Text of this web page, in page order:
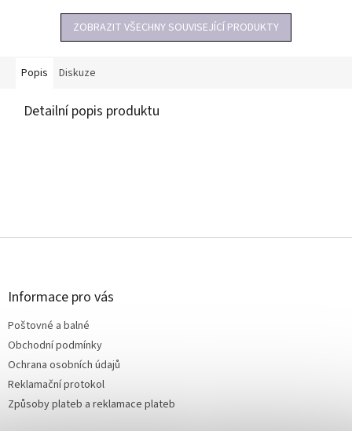
ZOBRAZIT VŠECHNY SOUVISEJÍCÍ PRODUKTY
Popis Diskuze
Detailní popis produktu
Z
Informace pro vás
Poštovné a balné
Obchodní podmínky
Ochrana osobních údajů
Reklamační protokol
Způsoby plateb a reklamace plateb